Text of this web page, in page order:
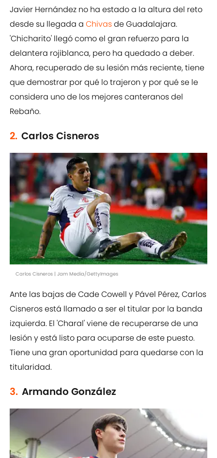
Javier Hernández no ha estado a la altura del reto
desde su llegada a Chivasde Guadalajara.
'Chicharito' llegó como el gran refuerzo para la
delantera rojiblanca, pero ha quedado a deber.
Ahora, recuperado de su lesión más reciente, tiene
que demostrar por qué lo trajeron y por qué se le
considera uno de los mejores canteranos del
Rebaño.
2. Carlos Cisneros
Carlos Cisneros | Jam Media/GettyImages
Ante las bajas de Cade Cowell y Pável Pérez, Carlos
Cisneros está llamado a ser el titular por la banda
izquierda. El 'Charal' viene de recuperarse de una
lesión y está listo para ocuparse de este puesto.
Tiene una gran oportunidad para quedarse con la
titularidad.
3. Armando González